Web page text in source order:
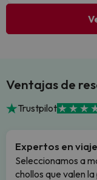
Ventajas de
Trustpilot
Expertos en
Seleccionamos a
chollos que valen la